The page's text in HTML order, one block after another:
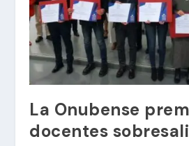
La Onubense
docentes